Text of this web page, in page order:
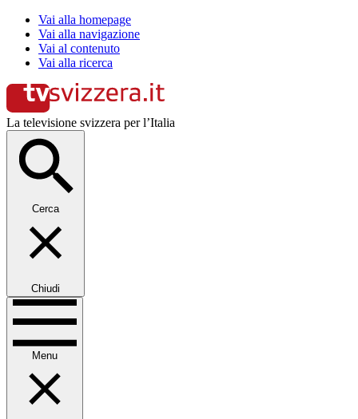
Vai alla homepage
Vai alla navigazione
Vai al contenuto
Vai alla ricerca
La televisione svizzera per l’Italia
Cerca
Chiudi
Menu